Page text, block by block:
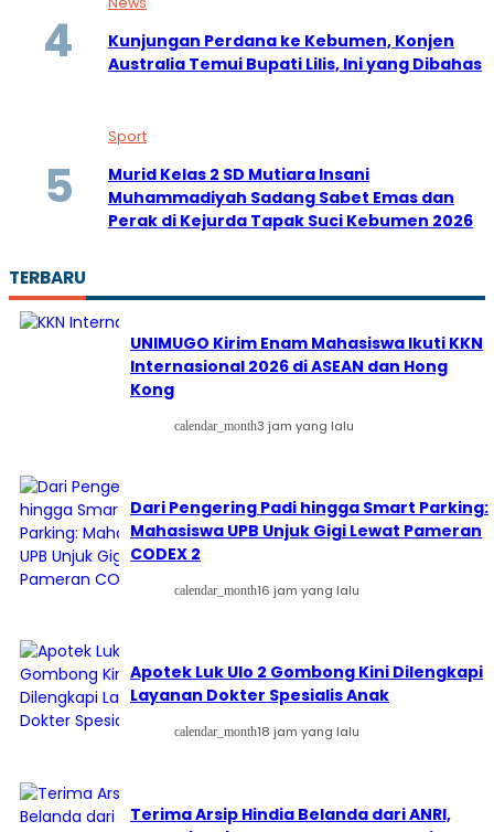
Kunjungan Perdana ke Kebumen, Konjen
Australia Temui Bupati Lilis, Ini yang Dibahas
Sport
Murid Kelas 2 SD Mutiara Insani
Muhammadiyah Sadang Sabet Emas dan
Perak di Kejurda Tapak Suci Kebumen 2026
TERBARU
UNIMUGO Kirim Enam Mahasiswa Ikuti KKN
Internasional 2026 di ASEAN dan Hong
Kong
calendar_month3 jam yang lalu
Dari Pengering Padi hingga Smart Parking:
Mahasiswa UPB Unjuk Gigi Lewat Pameran
CODEX 2
calendar_month16 jam yang lalu
Apotek Luk Ulo 2 Gombong Kini Dilengkapi
Layanan Dokter Spesialis Anak
calendar_month18 jam yang lalu
Terima Arsip Hindia Belanda dari ANRI,